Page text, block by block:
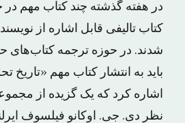
در هفته گذشته چند کتاب مهم در
کتاب تالیفی قابل اشاره از
شدند. در حوزه ترجمه کتاب‌های
باید به انتشار کتاب‌ مهم «تاﺭﻳﺦ
اشاره کرد که یک گزیده از
نظر دی. جی. اوکانو فیلسوف